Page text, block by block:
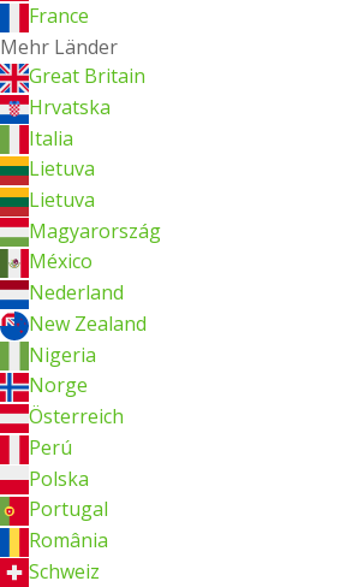
France
Mehr Länder
Great Britain
Hrvatska
Italia
Lietuva
Lietuva
Magyarország
México
Nederland
New Zealand
Nigeria
Norge
Österreich
Perú
Polska
Portugal
România
Schweiz